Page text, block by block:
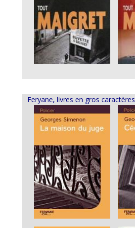
Feryane, livres en gros caractères